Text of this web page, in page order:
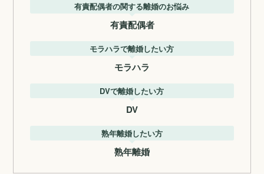
有責配偶者の関する離婚のお悩み
有責配偶者
モラハラで離婚したい方
モラハラ
DVで離婚したい方
DV
熟年離婚したい方
熟年離婚